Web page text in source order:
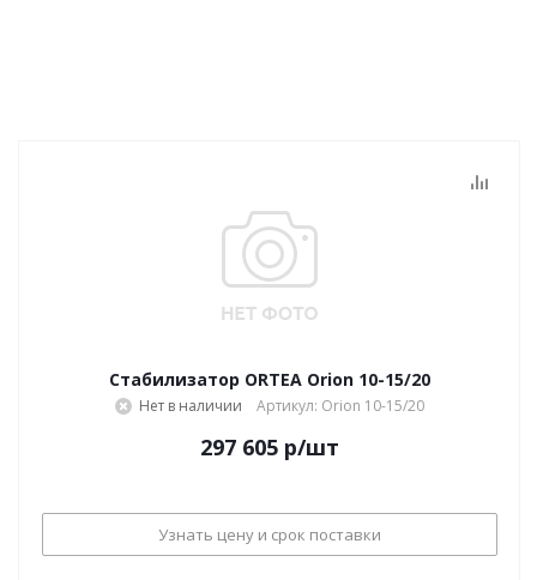
Стабилизатор ORTEA Orion 10-15/20
Нет в наличии Артикул: Orion 10-15/20
297 605 р/шт
Узнать цену и срок поставки